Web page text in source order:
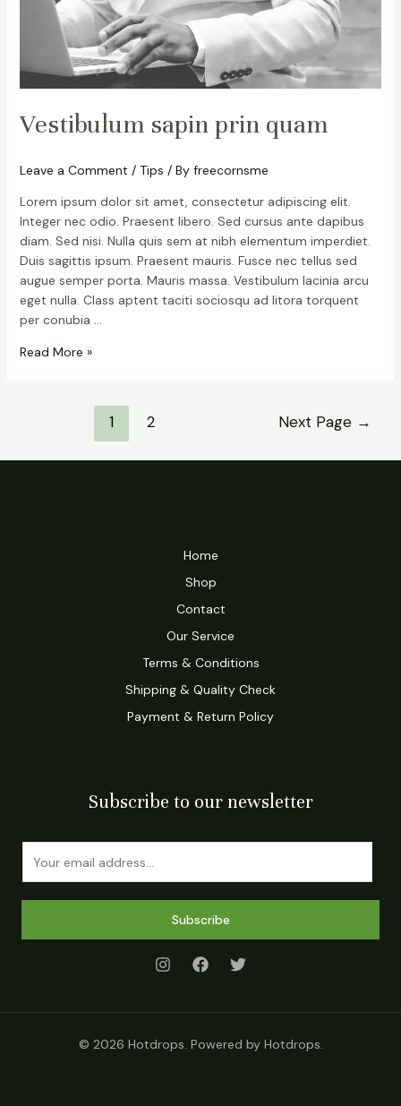
Vestibulum sapin prin quam
Leave a Comment / Tips / By freecornsme
Lorem ipsum dolor sit amet, consectetur adipiscing elit.
Integer nec odio. Praesent libero. Sed cursus ante dapibus
diam. Sed nisi. Nulla quis sem at nibh elementum imperdiet.
Duis sagittis ipsum. Praesent mauris. Fusce nec tellus sed
augue semper porta. Mauris massa. Vestibulum lacinia arcu
eget nulla. Class aptent taciti sociosqu ad litora torquent
per conubia …
Read More »
1 2 Next Page →
Home
Shop
Contact
Our Service
Terms & Conditions
Shipping & Quality Check
Payment & Return Policy
Subscribe to our newsletter
Subscribe
© 2026 Hotdrops. Powered by Hotdrops.